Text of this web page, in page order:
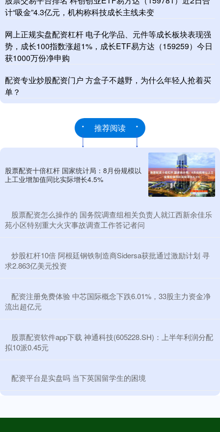
计“吸金”4.3亿元，机构称科技成长主线未变
网上正规实盘配资杠杆 电子化学品、元件等成长板块表现强
势，成长100指数涨超1%，成长ETF易方达（159259）今日
获1000万份净申购
配资专业炒股配资门户 方盒子不越野，为什么年轻人抢着买
单？
推荐阅读
股票配资十倍杠杆 国家统计局：8月份规模以
上工业增加值同比实际增长4.5%
​股票配资怎么操作的 国务院调查组相关负责人就江西新余佳乐
苑小区特别重大火灾事故调查工作答记者问
​炒股杠杆10倍 阿根廷钢铁制造商Sidersa获批通过激励计划 寻
求2.863亿美元投资
​配资注册免费体验 中芯国际概念下跌6.01%，33股主力资金净
流出超亿元
​股票配资软件app下载 神通科技(605228.SH)：上半年利润分配
拟10派0.45元
​配资平台是实盘吗 当下英国留学生的困境